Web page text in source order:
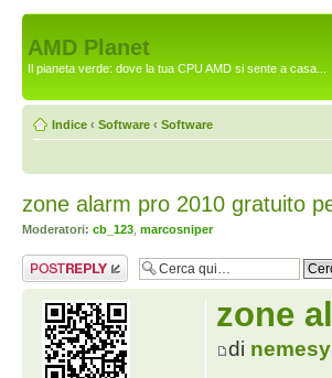
AMD Planet
Il pianeta verde: dove la tua CPU AMD si sente a casa...
Indice ‹ Software ‹ Software
zone alarm pro 2010 gratuito
Moderatori: cb_123 marcosniper
Rispondi al
messaggio
zone
di